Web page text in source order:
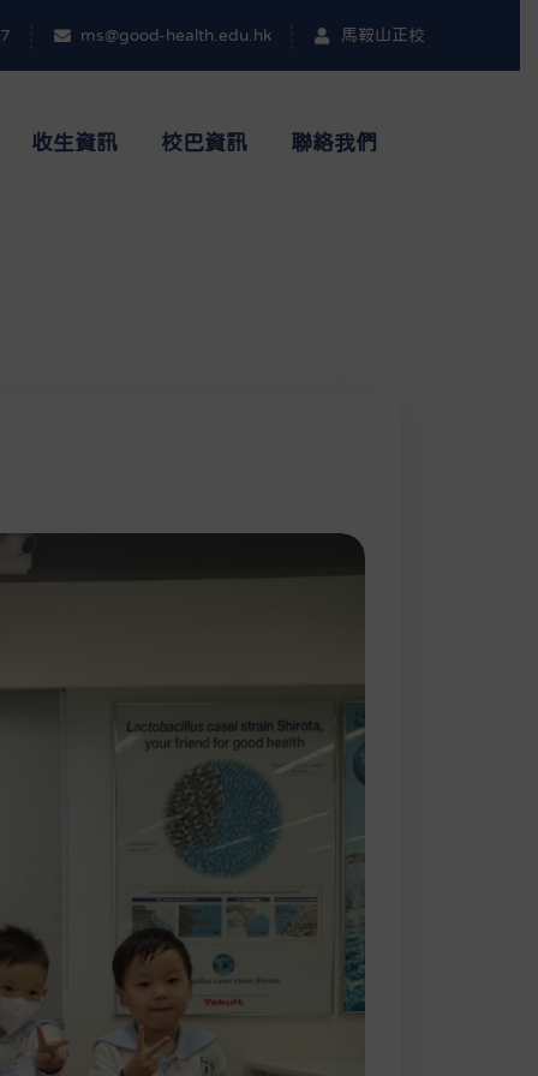
ms@good-health.edu.hk 馬鞍山正校
收生資訊 校巴資訊 聯絡我們